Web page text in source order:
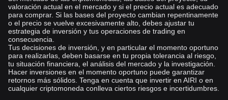
valoración actual en el mercado y si el precio actual es adecuado
para comprar. Si las bases del proyecto cambian repentinamente
o el precio se vuelve excesivamente alto, debes ajustar tu
estrategia de inversión y tus operaciones de trading en
consecuencia.
Tus decisiones de inversión, y en particular el momento oportuno
para realizarlas, deben basarse en tu propia tolerancia al riesgo,
tu situación financiera, el análisis del mercado y la investigación.
Hacer inversiones en el momento oportuno puede garantizar
retornos más sólidos. Tenga en cuenta que invertir en AIRI o en
cualquier criptomoneda conlleva ciertos riesgos e incertidumbres.